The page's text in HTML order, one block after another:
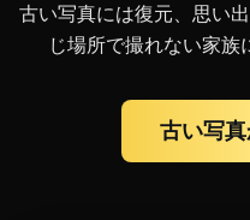
古い写真には復元、思い
じ場所で撮れない家族
古い写